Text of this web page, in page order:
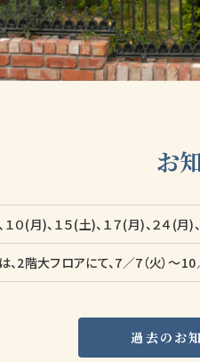
お
０(月)、１５(土)、１７(月)、２４(月)
過去のお